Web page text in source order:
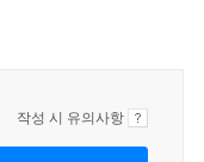
작성 시 유의사항